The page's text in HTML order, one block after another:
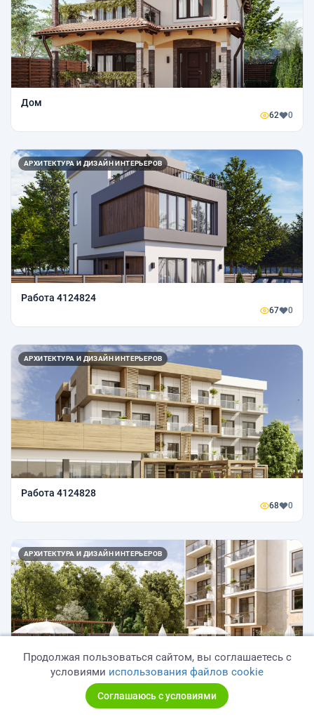
Дом
62 0
АРХИТЕКТУРА И ДИЗАЙН ИНТЕРЬЕРОВ
Работа 4124824
67 0
АРХИТЕКТУРА И ДИЗАЙН ИНТЕРЬЕРОВ
Работа 4124828
68 0
АРХИТЕКТУРА И ДИЗАЙН ИНТЕРЬЕРОВ
Работа 3733934
Продолжая пользоваться сайтом, вы соглашаетесь с
условиями использования файлов cookie
Соглашаюсь с условиями